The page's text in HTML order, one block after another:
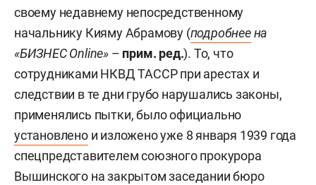
своему недавнему непосредственному
начальнику Кияму Абрамову (подробнеена
«БИЗНЕС Online» – прим. ред.). То, что
сотрудниками НКВД ТАССР при арестах и
следствии в те дни грубо нарушались законы,
применялись пытки, было официально
установленои изложено уже 8 января 1939 года
спецпредставителем союзного прокурора
Вышинского на закрытом заседании бюро